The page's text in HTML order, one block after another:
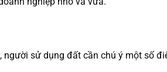
sử dụng đất cần chú ý một số